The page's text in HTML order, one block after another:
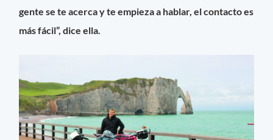
gente se te acerca y te empieza a hablar, el contacto es
más fácil”, dice ella.